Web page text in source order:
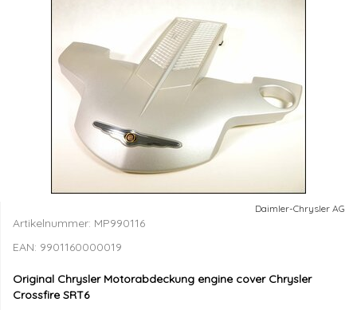
Daimler-Chrysler AG
Artikelnummer: MP990116
EAN: 9901160000019
Original Chrysler Motorabdeckung engine cover Chrysler
Crossfire SRT6